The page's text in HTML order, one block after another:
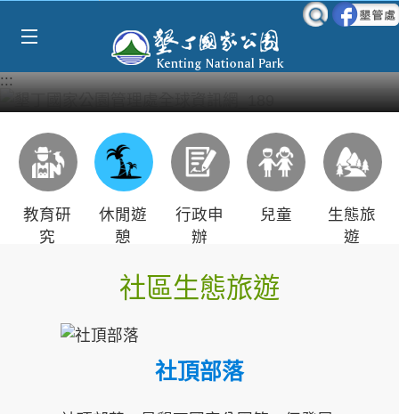
:::
教育研
究
休閒遊
憩
行政申
辦
兒童
生態旅
遊
社區生態旅遊
社頂部落